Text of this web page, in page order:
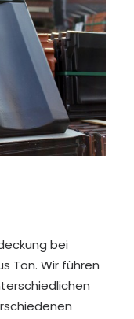
bei
Ton. Wir führen